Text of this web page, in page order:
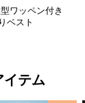
ワッペン付き
ベスト
イテム